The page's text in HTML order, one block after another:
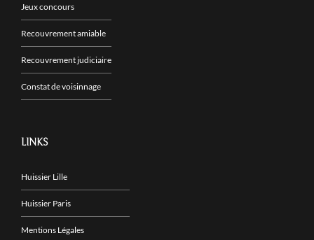
Jeux concours
Recouvrement amiable
Recouvrement judiciaire
Constat de voisinnage
LINKS
Huissier Lille
Huissier Paris
Mentions Légales